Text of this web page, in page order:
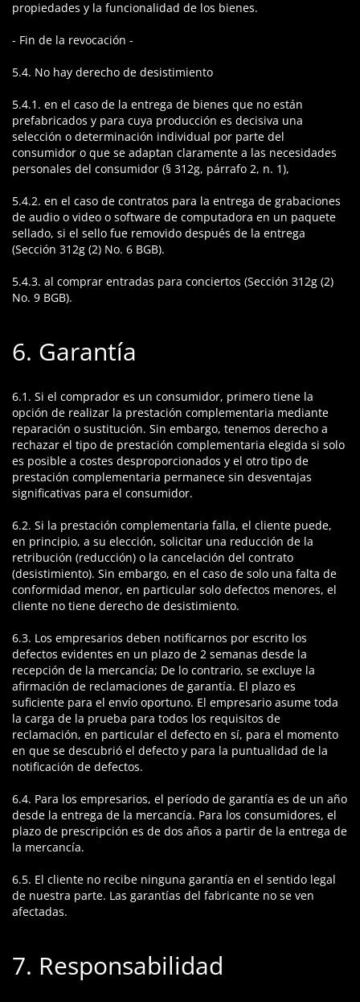
propiedades y la funcionalidad de los bienes.
- Fin de la revocación -
5.4. No hay derecho de desistimiento
5.4.1. en el caso de la entrega de bienes que no están
prefabricados y para cuya producción es decisiva una
selección o determinación individual por parte del
consumidor o que se adaptan claramente a las necesidades
personales del consumidor (§ 312g, párrafo 2, n. 1),
5.4.2. en el caso de contratos para la entrega de grabaciones
de audio o video o software de computadora en un paquete
sellado, si el sello fue removido después de la entrega
(Sección 312g (2) No. 6 BGB).
5.4.3. al comprar entradas para conciertos (Sección 312g (2)
No. 9 BGB).
6. Garantía
6.1. Si el comprador es un consumidor, primero tiene la
opción de realizar la prestación complementaria mediante
reparación o sustitución. Sin embargo, tenemos derecho a
rechazar el tipo de prestación complementaria elegida si solo
es posible a costes desproporcionados y el otro tipo de
prestación complementaria permanece sin desventajas
significativas para el consumidor.
6.2. Si la prestación complementaria falla, el cliente puede,
en principio, a su elección, solicitar una reducción de la
retribución (reducción) o la cancelación del contrato
(desistimiento). Sin embargo, en el caso de solo una falta de
conformidad menor, en particular solo defectos menores, el
cliente no tiene derecho de desistimiento.
6.3. Los empresarios deben notificarnos por escrito los
defectos evidentes en un plazo de 2 semanas desde la
recepción de la mercancía; De lo contrario, se excluye la
afirmación de reclamaciones de garantía. El plazo es
suficiente para el envío oportuno. El empresario asume toda
la carga de la prueba para todos los requisitos de
reclamación, en particular el defecto en sí, para el momento
en que se descubrió el defecto y para la puntualidad de la
notificación de defectos.
6.4. Para los empresarios, el período de garantía es de un año
desde la entrega de la mercancía. Para los consumidores, el
plazo de prescripción es de dos años a partir de la entrega de
la mercancía.
6.5. El cliente no recibe ninguna garantía en el sentido legal
de nuestra parte. Las garantías del fabricante no se ven
afectadas.
7. Responsabilidad